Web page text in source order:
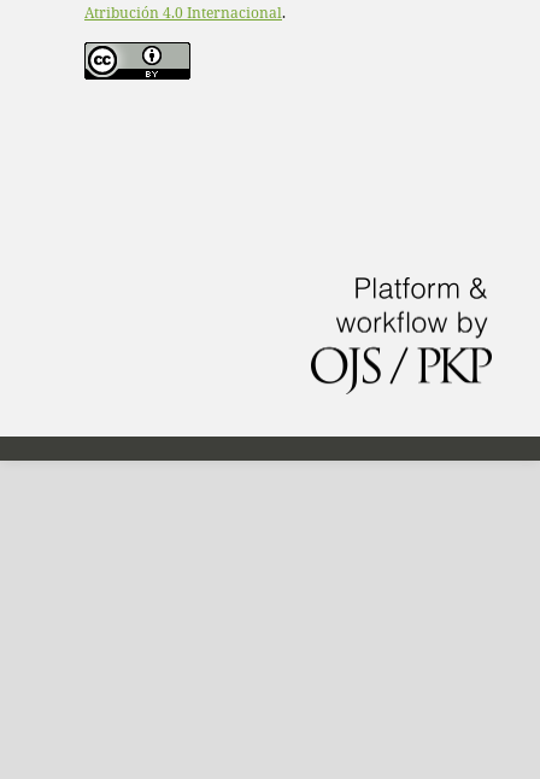
Atribución 4.0 Internacional.